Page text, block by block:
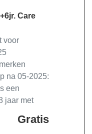
1
7 +
Care
voor
na 05-2025:
een
jaar met
geactiveerd
Gratis